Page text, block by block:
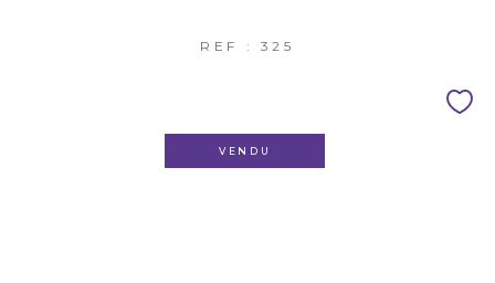
REF : 325
VENDU